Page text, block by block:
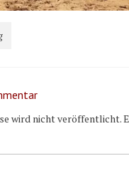
wird nicht veröffentlicht.